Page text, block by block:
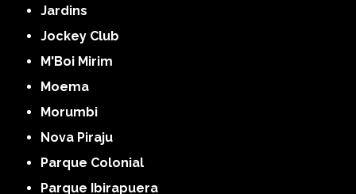
Jardins
Jockey Club
M'Boi Mirim
Moema
Morumbi
Nova Piraju
Parque Colonial
Parque Ibirapuera